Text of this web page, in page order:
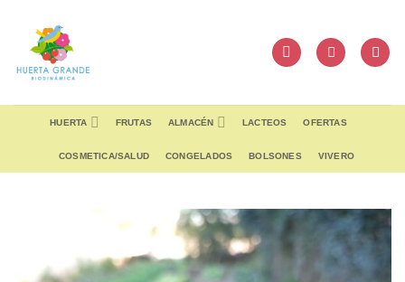
content
HUERTA FRUTAS ALMACÉN LACTEOS OFERTAS
COSMETICA/SALUD CONGELADOS BOLSONES VIVERO